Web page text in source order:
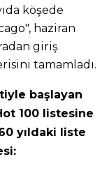
köşede
haziran
giriş
tamamladı.
başlayan
100 listesine
yıldaki liste